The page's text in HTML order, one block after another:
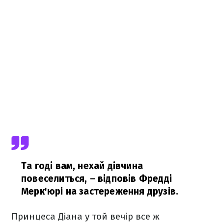
Та годі вам, нехай дівчина
повеселиться, – відповів Фредді
Мерк'юрі на застереження друзів.
Принцеса Діана у той вечір все ж